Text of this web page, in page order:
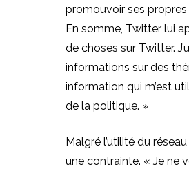
promouvoir ses propres
En somme, Twitter lui
de choses sur Twitter.
informations sur des
information qui m’est
de la politique. »
Malgré l’utilité du
une contrainte. « Je ne